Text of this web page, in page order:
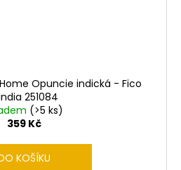
Opuncie indická - Fico
251084
(>5 ks)
359 Kč
KOŠÍKU